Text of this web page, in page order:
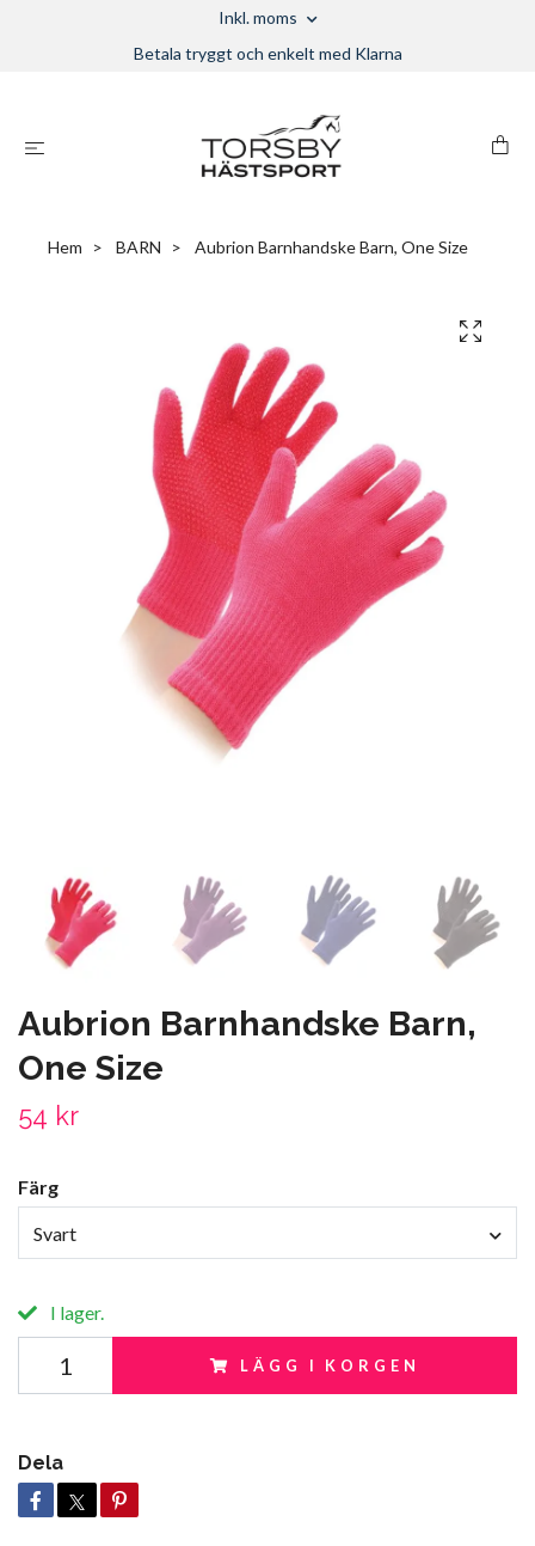
Inkl. moms
Betala tryggt och enkelt med Klarna
Hem BARN Aubrion Barnhandske Barn, One Size
Aubrion Barnhandske Barn,
One Size
54 kr
Färg
Svart
I lager.
LÄGG I KORGEN
Dela